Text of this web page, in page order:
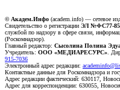
© Академ.Инфо (academ.info) — сетевое
Свидетельство о регистрации ЭЛ №ФС77-
службой по надзору в сфере связи,
(Роскомнадзор).
Главный редактор: Сысолина Полина
Учредитель: ООО «МЕДИАРЕСУРС» .
915-7036
Электронный адрес редакции:
Контактные данные для Роскомнадзора и
Адрес редакции фактический: 630117,
Адрес для корреспонденции: 630055,